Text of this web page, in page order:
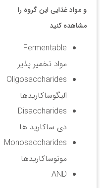
و مواد غذایی این گروه را
مشاهده کنید
Fermentable
مواد تخمیر پذیر
Oligosaccharides
الیگوساکاریدها
Disaccharides
دی ساکارید ها
Monosaccharides
مونوساکاریدها
AND